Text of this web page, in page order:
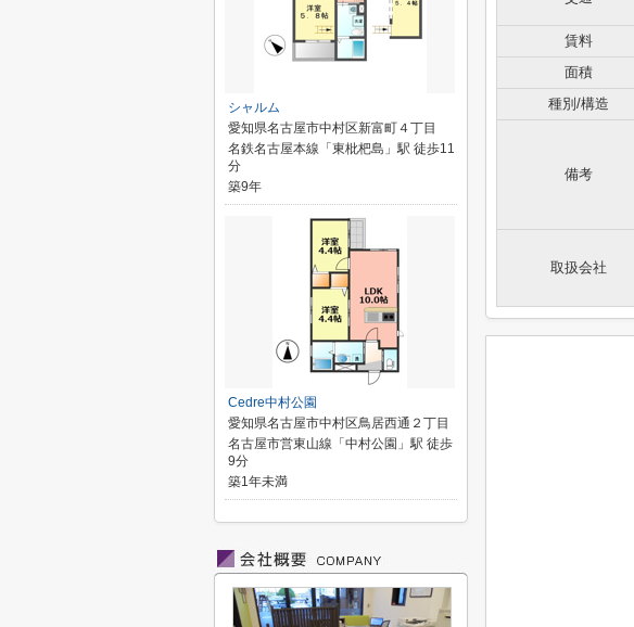
賃料
面積
種別/構造
備考
取扱会社
シャルム
愛知県名古屋市中村区新富町４丁目
名鉄名古屋本線「東枇杷島」駅 徒歩11
分
築9年
Cedre中村公園
愛知県名古屋市中村区鳥居西通２丁目
名古屋市営東山線「中村公園」駅 徒歩
9分
築1年未満